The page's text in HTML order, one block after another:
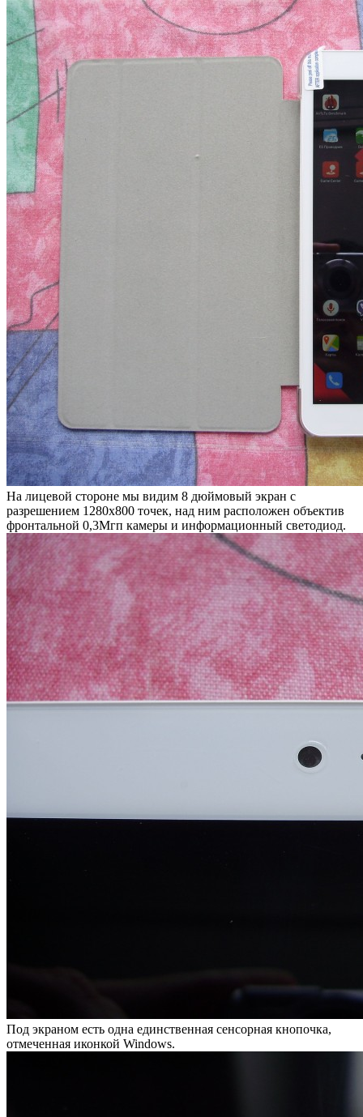
На лицевой стороне мы видим 8 дюймовый экран с
разрешением 1280х800 точек, над ним расположен объектив
фронтальной 0,3Мгп камеры и информационный светодиод.
Под экраном есть одна единственная сенсорная кнопочка,
отмеченная иконкой Windows.